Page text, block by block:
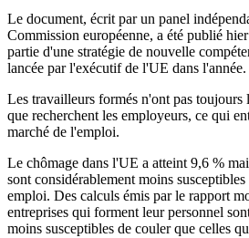
Le document, écrit par un panel
Commission européenne, a été publié
partie d'une stratégie de nouvelle
lancée par l'exécutif de l'UE dans l'année.
Les travailleurs formés n'ont pas toujours
que recherchent les employeurs, ce qui
marché de l'emploi.
Le chômage dans l'UE a atteint 9,6 %
sont considérablement moins susceptibles
emploi. Des calculs émis par le rapport
entreprises qui forment leur personnel
moins susceptibles de couler que celles